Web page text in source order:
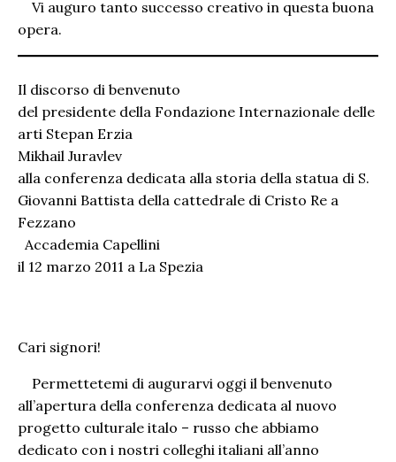
Vi auguro tanto successo creativo in questa buona
opera.
Il discorso di benvenuto
del presidente della Fondazione Internazionale delle
arti Stepan Erzia
Mikhail Juravlev
alla conferenza dedicata alla storia della statua di S.
Giovanni Battista della cattedrale di Cristo Re a
Fezzano
Accademia Capellini
il 12 marzo 2011 a La Spezia
Cari signori!
Permettetemi di augurarvi oggi il benvenuto
all’apertura della conferenza dedicata al nuovo
progetto culturale italo – russo che abbiamo
dedicato con i nostri colleghi italiani all’anno